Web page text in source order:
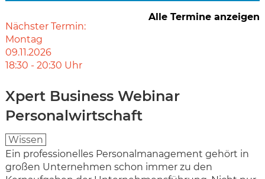
Nächster Termin:
Montag
09.11.2026
18:30 - 20:30 Uhr
Alle Termine anzeigen
Xpert Business Webinar
Personalwirtschaft
Wissen
Ein professionelles Personalmanagement gehört in
großen Unternehmen schon immer zu den